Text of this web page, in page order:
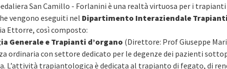
San Camillo - Forlanini è una realtà virtuosa per i
vengono eseguiti nel Dipartimento Interaziendale Trapianti
Ettorre, così composto:
Generale e Trapianti d’organo (Direttore: Prof Giuseppe
ordinaria con settore dedicato per le degenze dei pazienti
L’attività trapiantologica è dedicata al trapianto di fegato, di